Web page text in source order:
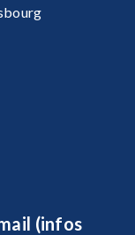
(infos